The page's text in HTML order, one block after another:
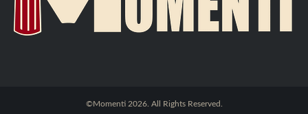
©Momenti 2026. All Rights Reserved.